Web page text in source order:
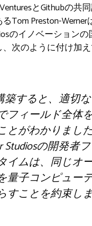
とGithubの共
Tom Preston-Werner
のイノベーション
次のように付け加
築すると、適切
フィールド全体
とがわかりました
Studiosの開発者
イムは、同じオ
量子コンピュー
すことを約束しま